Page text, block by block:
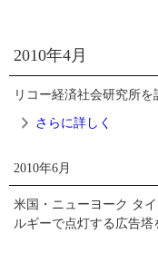
2010年4月
リコー経済社会研究所を
さらに詳しく
2010年4月
2010年6月
米国・ニューヨーク タ
ルギーで点灯する広告塔